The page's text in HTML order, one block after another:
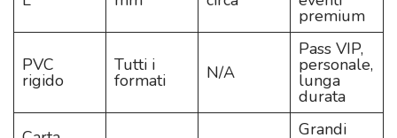
premium
PVC
rigido
Tutti i
formati N/A
Pass VIP,
personale,
lunga
durata
Grandi